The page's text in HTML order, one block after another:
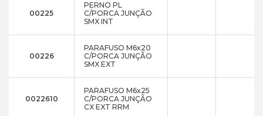
00225
PERNO PL
C/PORCA JUNÇÃO
SMX INT
00226
PARAFUSO M6x20
C/PORCA JUNÇÃO
SMX EXT
0022610
PARAFUSO M6x25
C/PORCA JUNÇÃO
CX EXT RRM